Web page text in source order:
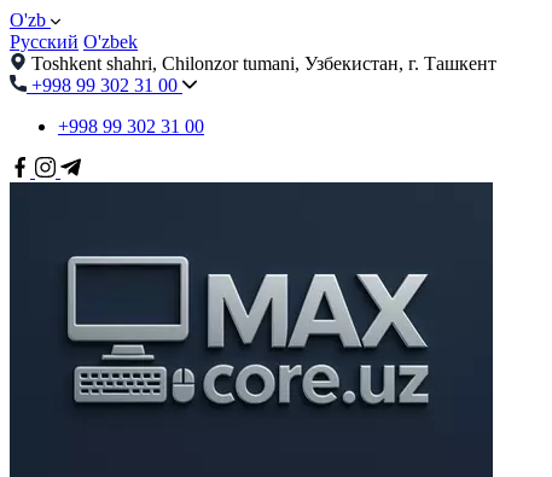
O'zb
Русский O'zbek
Toshkent shahri, Chilonzor tumani, Узбекистан, г. Ташкент
+998 99 302 31 00
+998 99 302 31 00